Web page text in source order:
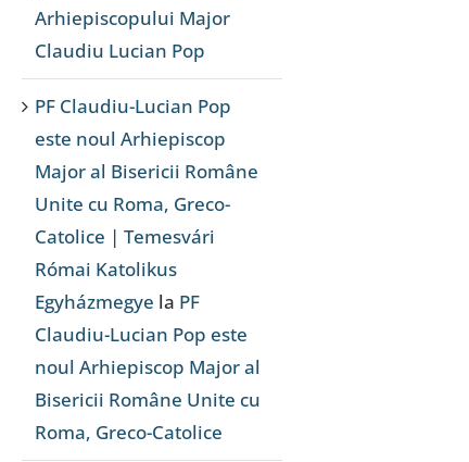
Arhiepiscopului Major
Claudiu Lucian Pop
PF Claudiu-Lucian Pop
este noul Arhiepiscop
Major al Bisericii Române
Unite cu Roma, Greco-
Catolice | Temesvári
Római Katolikus
Egyházmegye la PF
Claudiu-Lucian Pop este
noul Arhiepiscop Major al
Bisericii Române Unite cu
Roma, Greco-Catolice